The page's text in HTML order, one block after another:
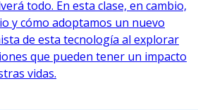
todo. En esta clase, en cambio,
y cómo adoptamos un nuevo
de esta tecnología al explorar
que pueden tener un impacto
vidas.